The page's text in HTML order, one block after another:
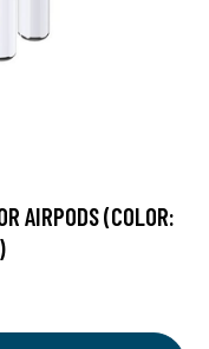
AIRPODS (COLOR: